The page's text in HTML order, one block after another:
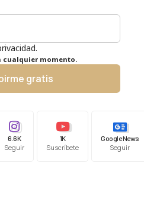
cualquier momento.
gratis
6.6K
Seguir
1K
Suscríbete
Google News
Seguir